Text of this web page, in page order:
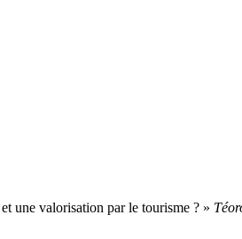
une valorisation par le tourisme ? »